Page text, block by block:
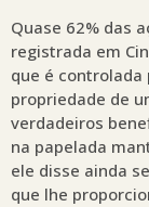
Quase 62% das
registrada em
que é controlada
propriedade de
verdadeiros
na papelada
ele disse ainda
que lhe